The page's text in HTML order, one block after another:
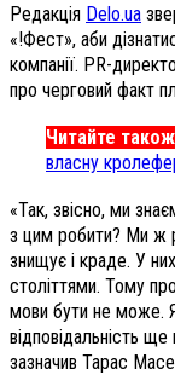
Редакція Delo.ua
«!Фест», аби
компанії. PR-
про черговий факт
Читайте
власну
«Так, звісно, ми
з цим робити? Ми ж
знищує і краде. У
століттями. Тому
мови бути не може.
відповідальність
зазначив Тарас